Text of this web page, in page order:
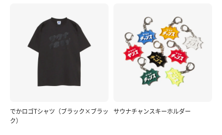
でかロゴTシャツ（ブラック×ブラッ
ク）
サウナチャンスキーホルダー